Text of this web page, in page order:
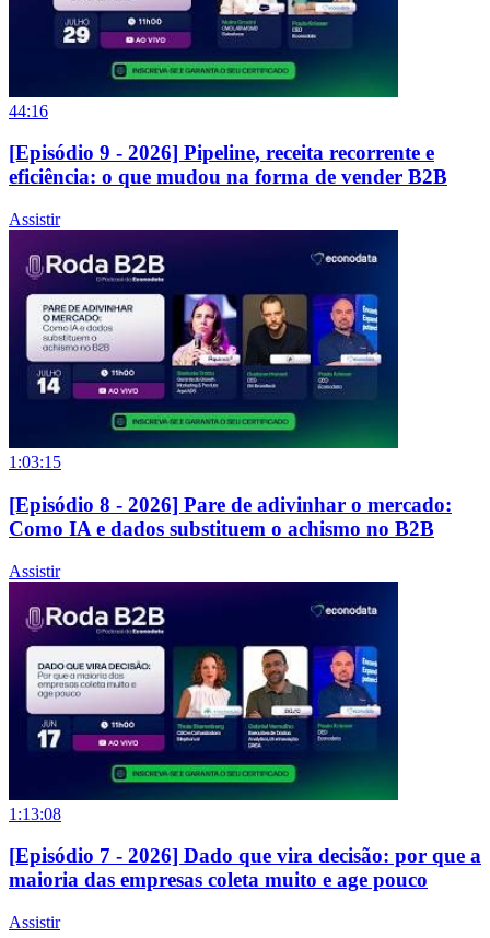
44:16
[Episódio 9 - 2026] Pipeline, receita recorrente e
eficiência: o que mudou na forma de vender B2B
Assistir
1:03:15
[Episódio 8 - 2026] Pare de adivinhar o mercado:
Como IA e dados substituem o achismo no B2B
Assistir
1:13:08
[Episódio 7 - 2026] Dado que vira decisão: por que a
maioria das empresas coleta muito e age pouco
Assistir